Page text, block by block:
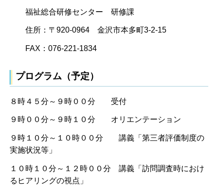
福祉総合研修センター 研修課
住所：〒920-0964 金沢市本多町3-2-15
FAX：076-221-1834
プログラム（予定）
８時４５分～９時００分 受付
９時００分～９時１０分 オリエンテーション
９時１０分～１０時００分 講義「第三者評価制度の
実施状況等」
１０時１０分～１２時００分 講義「訪問調査時におけ
るヒアリングの視点」